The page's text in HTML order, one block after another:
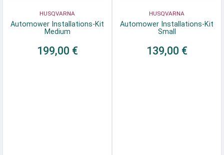
HUSQVARNA
Automower Installations-Kit
Medium
199,00 €
HUSQVARNA
Automower Installations-Kit
Small
139,00 €